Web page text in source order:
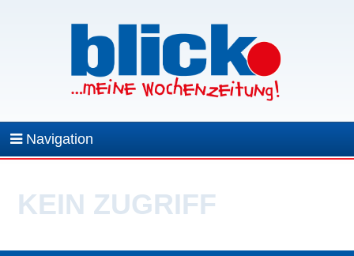
Navigation
KEIN ZUGRIFF